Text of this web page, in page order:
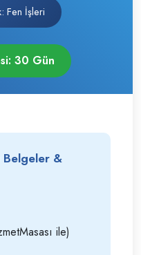
Fen İşleri
30 Gün
Belgeler &
ile)